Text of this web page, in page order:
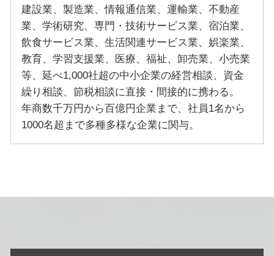
建設業、製造業、情報通信業、運輸業、不動産
業、学術研究、専門・技術サービス業、宿泊業、
飲食サービス業、生活関連サービス業、娯楽業、
教育、学習支援業、医療、福祉、卸売業、小売業
等、延べ1,000社超の中小企業の経営相談、資金
繰り相談、節税相談に直接・間接的に携わる。
年商数千万円から百億円企業まで、社員1名から
1000名超まで多種多様な企業に関与。